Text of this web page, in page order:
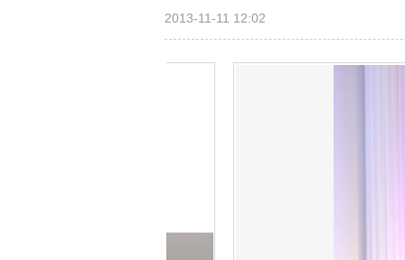
2013-11-11 12:02